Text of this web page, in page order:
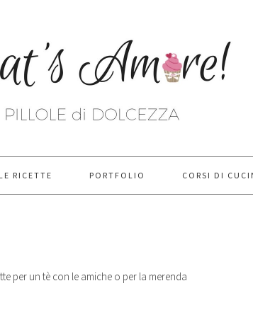
RICETTE PORTFOLIO CORSI DI
per un tè con le amiche o per la merenda